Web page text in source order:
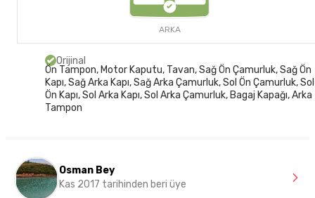
ARKA
Orijinal
Ön Tampon, Motor Kaputu, Tavan, Sağ Ön Çamurluk, Sağ Ön
Kapı, Sağ Arka Kapı, Sağ Arka Çamurluk, Sol Ön Çamurluk, Sol
Ön Kapı, Sol Arka Kapı, Sol Arka Çamurluk, Bagaj Kapağı, Arka
Tampon
Osman Bey
Kas 2017 tarihinden beri üye